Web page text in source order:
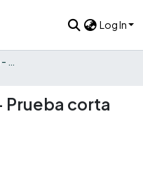
Log In
Prueba corta